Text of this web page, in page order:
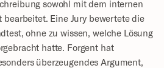
sowohl mit dem internen
bearbeitet. Eine Jury bewertete die
ohne zu wissen, welche Lösung
hatte. Forgent hat
überzeugendes Argument,